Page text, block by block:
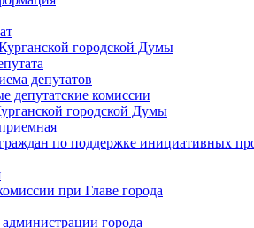
городской Думы
депутатов
депутатские комиссии
городской Думы
по поддержке инициативных
при Главе города
города